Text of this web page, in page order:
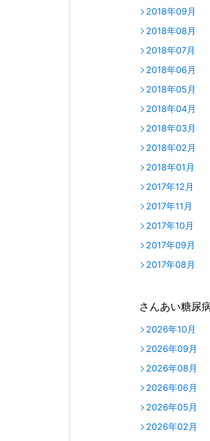
2018年09月
2018年08月
2018年07月
2018年06月
2018年05月
2018年04月
2018年03月
2018年02月
2018年01月
2017年12月
2017年11月
2017年10月
2017年09月
2017年08月
さんあい糖尿
2026年10月
2026年09月
2026年08月
2026年06月
2026年05月
2026年02月